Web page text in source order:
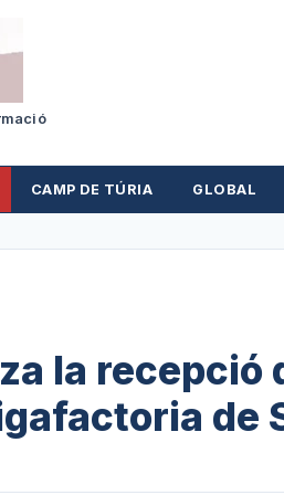
CAMP DE TÚRIA GLOBAL
la recepció
de